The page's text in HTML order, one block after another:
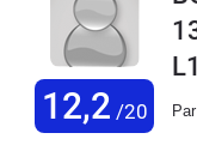
12,2 /20 Par